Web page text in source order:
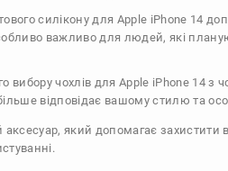
силікону для Apple iPhone 14
важливо для людей, які
вибору чохлів для Apple iPhone 14 з
відповідає вашому стилю та
який допомагає захистити